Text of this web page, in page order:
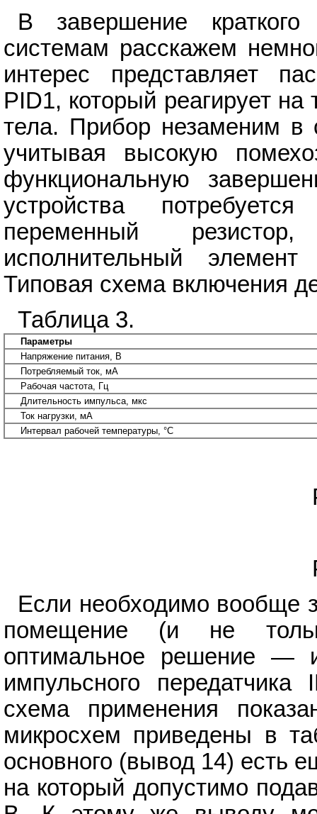
В завершение
системам расскажем
интерес представляет
PID1, который реагирует на
тела. Прибор незаменим в
учитывая высокую
функциональную
устройства
переменный резистор,
исполнительный
Типовая схема включения
Таблица 3.
Параметры
Напряжение питания, В
Потребляемый ток, мА
Рабочая частота, Гц
Длительность импульса, мкс
Ток нагрузки, мА
Интервал рабочей температуры, °С
Если необходимо вообще
помещение (и не
оптимальное решение —
импульсного
схема применения
микросхем приведены в
основного (вывод 14) есть
на который допустимо